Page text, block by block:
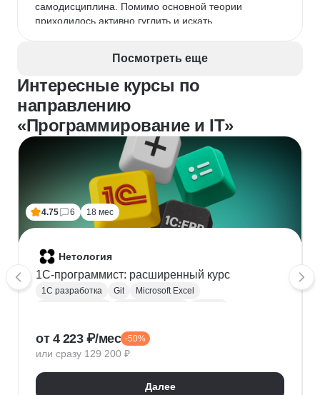
самодисциплина. Помимо основной теории
приходилось активно гуглить и искать
навык самостоятельного поиска.
Посмотреть еще
Интересные курсы по
направлению
«Программирование и IT»
4.75 6 18 мес
Нетология
1C-программист: расширенный курс
1С разработка Git
Microsoft Excel
Конфигурирование 1С
от 4 223 ₽/мес -50%
или сразу 129 200 ₽
Далее